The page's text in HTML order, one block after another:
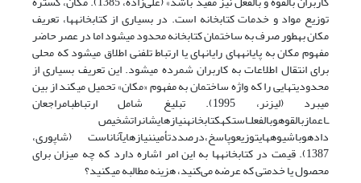
توزیع مواد و خدمات کتابخانه است. در بسیاری از کتابخانه‏ها، تعریف
مکان به‏طور صرف به ساختمان کتابخانه محدود می‏شود اما در عصر حاضر
مفهوم مکان به پایانه‏های رایانه‏ای یا ارتباط تلفنی اطلاق می‏شود که محلی
برای انتقال اطلاعات به کاربران شمرده می‏شود. این تعریف بسیاری از
محدودیت‏هایی را که واژه ساختمان به مفهوم «مکان» تحمیل می‏کند از بین
می‏برد (لیزنر، 1995). تبلیغ شامل ارتباطبامراجعان
ـاعمازبالقوهوبالفعلـاستکهکتابخانهنیازهایشانراتشخیص
دادهوباشیوه‏هایتوزیعوپاسخ،درصددتأمیننیازهایآناناست (شاپوری،
1387). قیمت در کتابخانه‏ها به این امر اشاره دارد که چه میزان برای
محصول یا خدمتی که عرضه می‌کنید، هزینه مطالبه می‏کنید؟